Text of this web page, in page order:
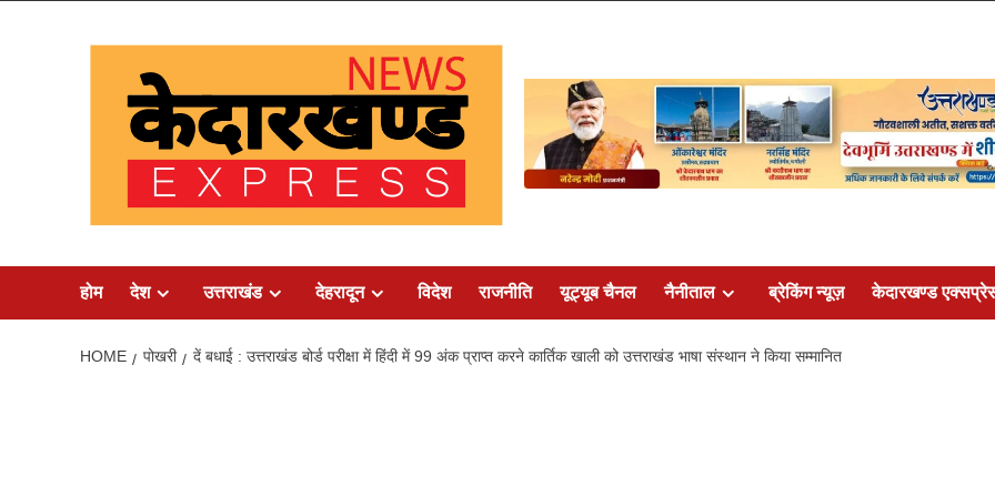
होम देश उत्तराखंड देहरादून विदेश राजनीति यूट्यूब चैनल नैनीताल ब्रेकिंग न्यूज़ केदारखण्ड
HOME पोखरी दें बधाई : उत्तराखंड बोर्ड परीक्षा में हिंदी में 99 अंक प्राप्त करने कार्तिक खाली को उत्तराखंड भाषा संस्थान ने किया सम्मानित